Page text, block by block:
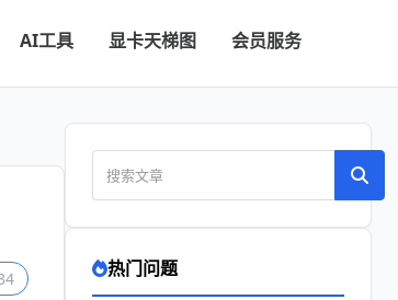
AI工具 显卡天梯图 会员服务
热门问题